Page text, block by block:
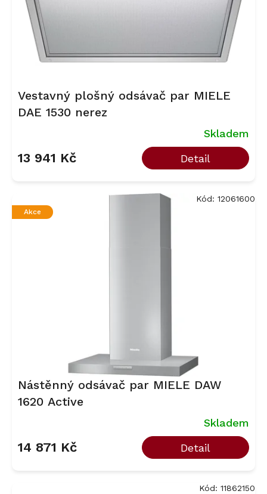
Vestavný plošný odsávač par MIELE
DAE 1530 nerez
Skladem
13 941 Kč Detail
Akce
Nástěnný odsávač par MIELE DAW
1620 Active
Skladem
14 871 Kč Detail
Kód: 12061600
Kód: 11862150